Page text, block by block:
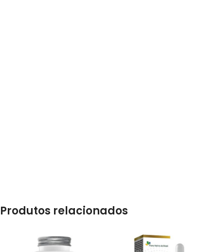
Produtos relacionados